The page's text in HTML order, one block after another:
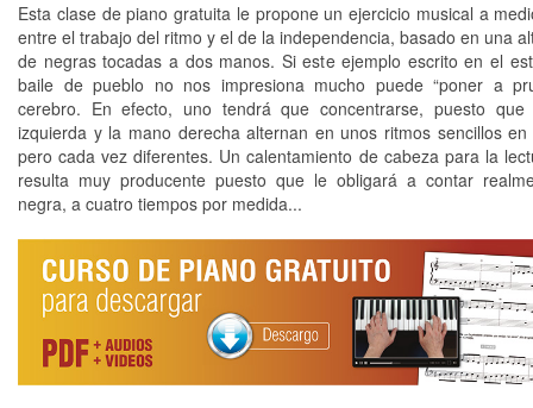
Esta clase de piano gratuita le propone un ejercicio musical a
entre el trabajo del ritmo y el de la independencia, basado en una
de negras tocadas a dos manos. Si este ejemplo escrito en el
baile de pueblo no nos impresiona mucho puede “poner a
cerebro. En efecto, uno tendrá que concentrarse, puesto
izquierda y la mano derecha alternan en unos ritmos sencillos en
pero cada vez diferentes. Un calentamiento de cabeza para la
resulta muy producente puesto que le obligará a contar
negra, a cuatro tiempos por medida...